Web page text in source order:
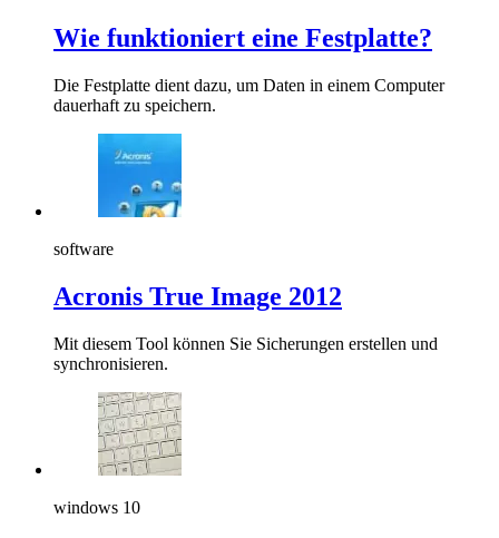
Wie funktioniert eine Festplatte?
Die Festplatte dient dazu, um Daten in einem Computer
dauerhaft zu speichern.
software
Acronis True Image 2012
Mit diesem Tool können Sie Sicherungen erstellen und
synchronisieren.
windows 10